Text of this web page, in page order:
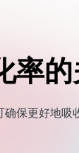
率
确保更好地